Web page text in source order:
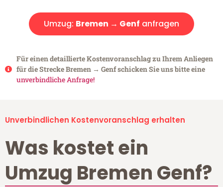
Umzug: Bremen → Genf anfragen
Für einen detaillierte Kostenvoranschlag zu Ihrem Anliegen
für die Strecke Bremen → Genf schicken Sie uns bitte eine
unverbindliche Anfrage!
Unverbindlichen Kostenvoranschlag erhalten
Was kostet ein
Umzug Bremen Genf?